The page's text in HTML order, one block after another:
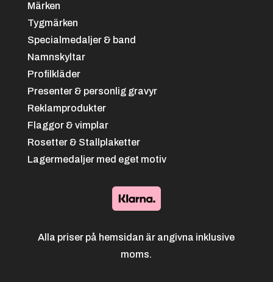
Märken
Tygmärken
Specialmedaljer & band
Namnskyltar
Profilkläder
Presenter & personlig gravyr
Reklamprodukter
Flaggor & vimplar
Rosetter & Stallplaketter
Lagermedaljer med eget motiv
Alla priser på hemsidan är angivna inklusive
moms.